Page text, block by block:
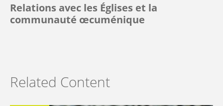
Relations avec les Églises et la
communauté œcuménique
Related Content